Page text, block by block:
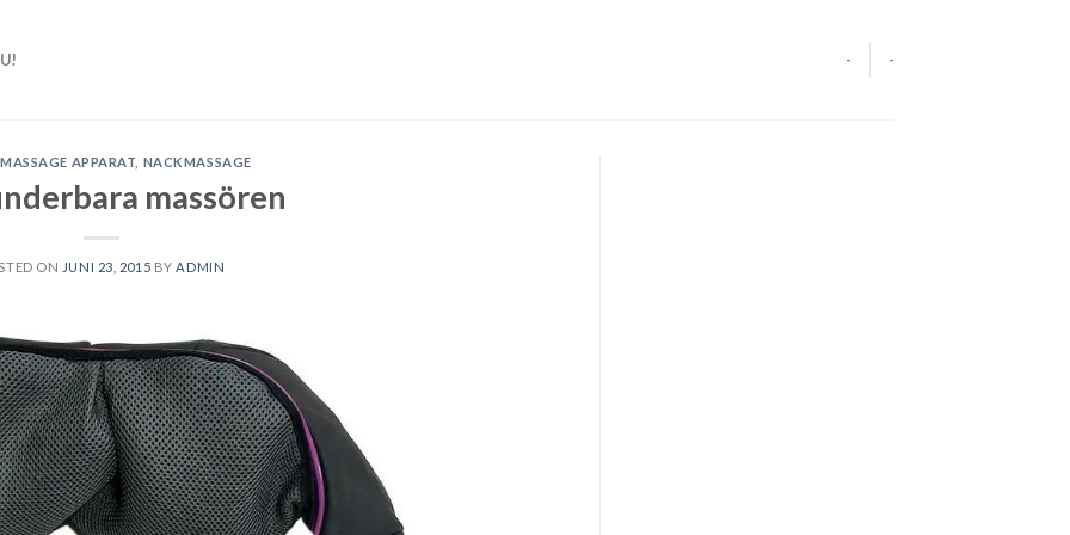
- -
,MASSAGE APPARAT NACKMASSAGE
massören
ON JUNI 23, 2015 BY ADMIN